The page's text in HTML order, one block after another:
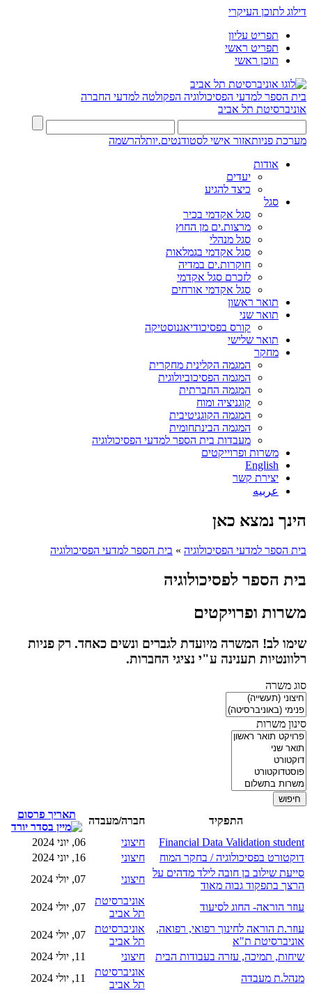
דילוג לתוכן העיקרי
תפריט עליון
תפריט ראשי
תוכן ראשי
בית הספר למדעי הפסיכולוגיה הפקולטה למדעי החברה
אוניברסיטת תל אביב
מערכת פניותאזור אישי לסטודנטים.יותלהרשמה
אודות
יעדים
כיצד להגיע
סגל
סגל אקדמי בכיר
מרצות.ים מן החוץ
סגל מנהלי
סגל אקדמי בגמלאות
חוקרות.ים במדיה
לזכרם סגל אקדמי
סגל אקדמי אורחים
תואר ראשון
תואר שני
קורס בפסיכודיאגנוסטיקה
תואר שלישי
מחקר
המגמה הקלינית מחקרית
המגמה הפסיכוביולוגית
המגמה החברתית
קוגניציה ומוח
המגמה הקוגניטיבית
המגמה הבינתחומית
מעבדות בית הספר למדעי הפסיכולוגיה
משרות ופרוייקטים
English
יצירת קשר
عربيه
הינך נמצא כאן
בית הספר למדעי הפסיכולוגיה » בית הספר למדעי הפסיכולוגיה
בית הספר לפסיכולוגיה
משרות ופרויקטים
שימו לב! המשרה מיועדת לגברים ונשים כאחד. רק פניות
רלוונטיות תענינה ע"י נציגי החברות.
סוג משרה
סינון משרות
התפקיד חברה/מעבדה
תאריך פרסום
Financial Data Validation student חיצוני
06, יוני 2024
דוקטורט בפסיכולוגיה / בחקר המוח
חיצוני
16, יוני 2024
סייעת שילוב בן חובה לילד מדהים על
הרצך בתפקוד גבוה מאוד
חיצוני 07, יולי 2024
עוזר הוראה- החוג לסיעוד
אוניברסיטת
תל אביב
07, יולי 2024
עוזר.ת הוראה לחינוך רפואי, רפואה,
אוניברסיטת ת"א
אוניברסיטת
תל אביב
07, יולי 2024
שיחות, תמיכה, עזרה בעבודות הבית
חיצוני
11, יולי 2024
מנהל.ת מעבדה
אוניברסיטת
תל אביב
11, יולי 2024